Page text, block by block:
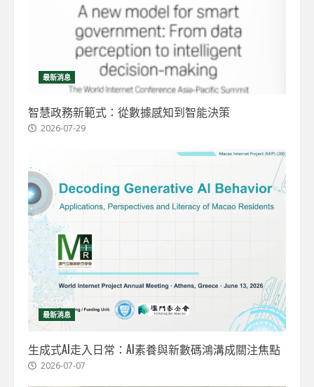
最新消息
智慧政務新範式：從數據感知到智能決策
2026-07-29
最新消息
生成式AI走入日常：AI素養與新數碼鴻溝成關注焦點
2026-07-07